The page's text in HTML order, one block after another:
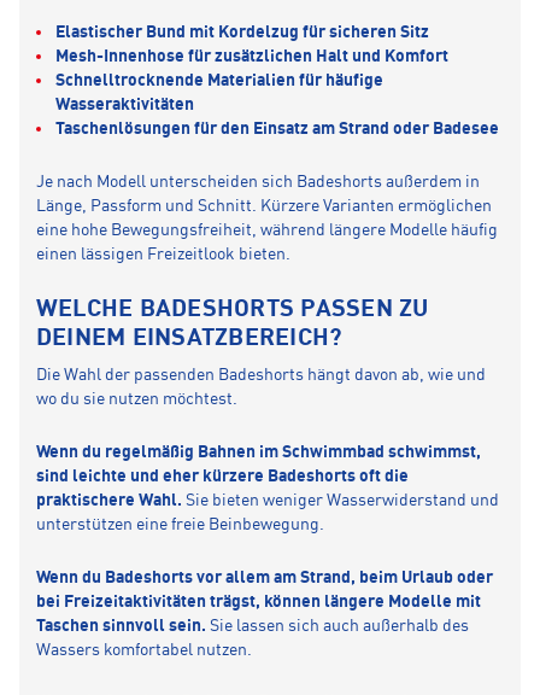
Elastischer Bund mit Kordelzug für sicheren Sitz
Mesh-Innenhose für zusätzlichen Halt und Komfort
Schnelltrocknende Materialien für häufige
Wasseraktivitäten
Taschenlösungen für den Einsatz am Strand oder Badesee
Je nach Modell unterscheiden sich Badeshorts außerdem in
Länge, Passform und Schnitt. Kürzere Varianten ermöglichen
eine hohe Bewegungsfreiheit, während längere Modelle häufig
einen lässigen Freizeitlook bieten.
WELCHE BADESHORTS PASSEN ZU
DEINEM EINSATZBEREICH?
Die Wahl der passenden Badeshorts hängt davon ab, wie und
wo du sie nutzen möchtest.
Wenn du regelmäßig Bahnen im Schwimmbad schwimmst,
sind leichte und eher kürzere Badeshorts oft die
praktischere Wahl. Sie bieten weniger Wasserwiderstand und
unterstützen eine freie Beinbewegung.
Wenn du Badeshorts vor allem am Strand, beim Urlaub oder
bei Freizeitaktivitäten trägst, können längere Modelle mit
Taschen sinnvoll sein. Sie lassen sich auch außerhalb des
Wassers komfortabel nutzen.